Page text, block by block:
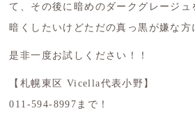
て、その後に暗めのダークグレージュ
暗くしたいけどただの真っ黒が嫌な方
是非一度お試しください！！
【札幌東区 Vicella代表小野】
011-594-8997まで！